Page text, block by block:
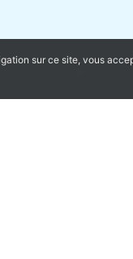
sur ce site, vous